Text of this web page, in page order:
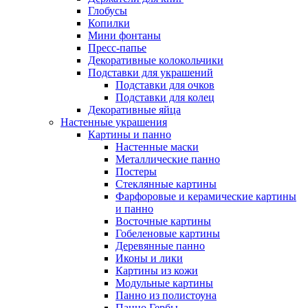
Глобусы
Копилки
Мини фонтаны
Пресс-папье
Декоративные колокольчики
Подставки для украшений
Подставки для очков
Подставки для колец
Декоративные яйца
Настенные украшения
Картины и панно
Настенные маски
Металлические панно
Постеры
Стеклянные картины
Фарфоровые и керамические картины
и панно
Восточные картины
Гобеленовые картины
Деревянные панно
Иконы и лики
Картины из кожи
Модульные картины
Панно из полистоуна